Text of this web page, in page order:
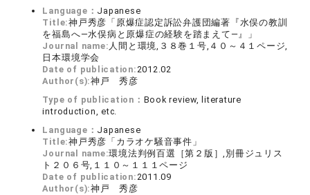
Language： Japanese
Title:神戸秀彦「原爆症認定訴訟弁護団編著『水俣の教訓
を福島へ―水俣病と原爆症の経験を踏まえて―』」
Journal name: 人間と環境,３８巻１号,４０～４１ページ,
日本環境学会
Date of publication:2012.02
Author(s):神戸 秀彦
Type of publication： Book review, literature
introduction, etc.
Language： Japanese
Title:神戸秀彦「カラオケ騒音事件」
Journal name:環境法判例百選［第２版］,別冊ジュリス
ト２０６号,１１０～１１１ページ
Date of publication:2011.09
Author(s):神戸 秀彦